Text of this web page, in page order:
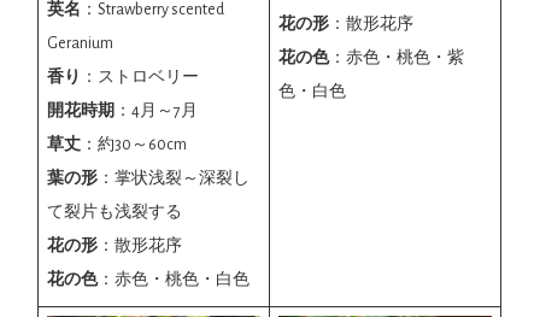
英名 ：Strawberry scented
Geranium
香り
：ストロベリー
開花時期 ：4月～7月
草丈 ：約30～60cm
葉の形 ：掌状浅裂～深裂し
て裂片も浅裂する
花の形 ：散形花序
花の色：赤色・桃色・白色
花の形 ：散形花序
花の色：赤色・桃色・紫
色・白色